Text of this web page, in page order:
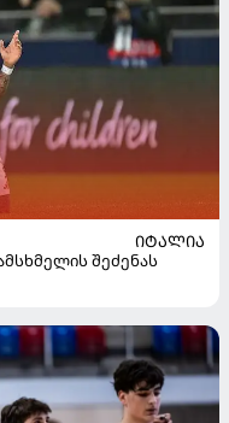
ᲘᲢᲐᲚᲘᲐ
შეძენას